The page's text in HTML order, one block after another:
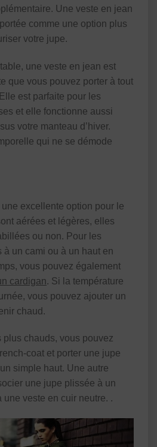
Une veste en jean
comme une option plus
votre jupe.
une veste en jean est
que vous pouvez porter à tout
est parfaite pour les
et elle fonctionne aussi
votre manteau d’hiver.
qui ne se démode
une excellente option pour le
aérées et légères, elles
ou non. Pour les
à un cami ou à un haut en
vous pouvez également
cardigan. Si la température
vous pouvez ajouter un
chaud.
plus chauds, vous pouvez
coat et porter une jupe
simple haut. Une autre
une jupe plissée à un
une veste en cuir neutre. .